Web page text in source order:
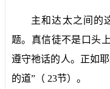
主和达太之间的
题。真信徒不是口头
遵守祂话的人。正如
的道”（ 23节）。